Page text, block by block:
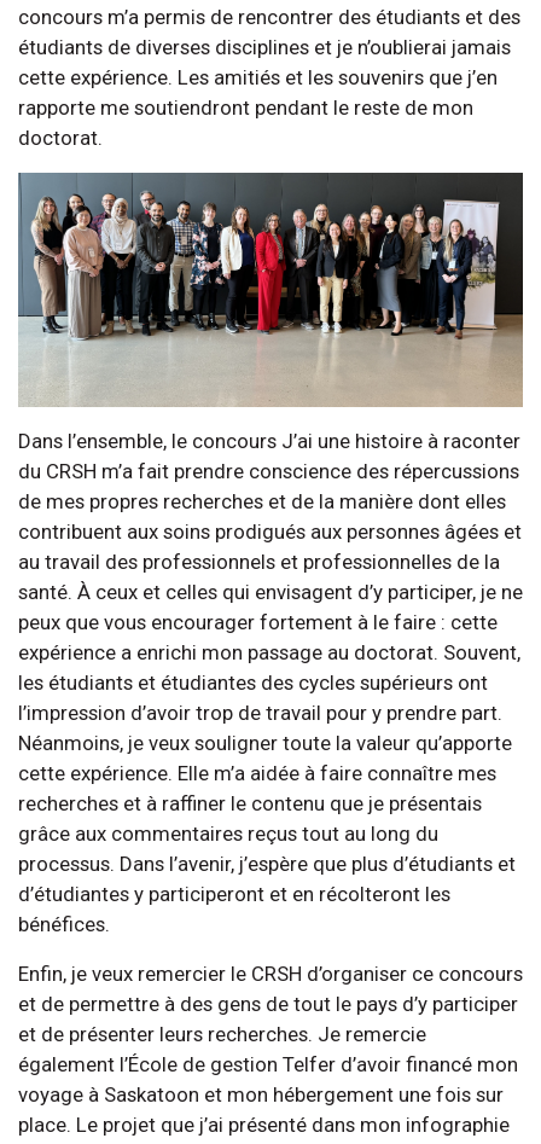
concours m’a permis de rencontrer des étudiants et des
étudiants de diverses disciplines et je n’oublierai jamais
cette expérience. Les amitiés et les souvenirs que j’en
rapporte me soutiendront pendant le reste de mon
doctorat.
Dans l’ensemble, le concours J’ai une histoire à raconter
du CRSH m’a fait prendre conscience des répercussions
de mes propres recherches et de la manière dont elles
contribuent aux soins prodigués aux personnes âgées et
au travail des professionnels et professionnelles de la
santé. À ceux et celles qui envisagent d’y participer, je ne
peux que vous encourager fortement à le faire : cette
expérience a enrichi mon passage au doctorat. Souvent,
les étudiants et étudiantes des cycles supérieurs ont
l’impression d’avoir trop de travail pour y prendre part.
Néanmoins, je veux souligner toute la valeur qu’apporte
cette expérience. Elle m’a aidée à faire connaître mes
recherches et à raffiner le contenu que je présentais
grâce aux commentaires reçus tout au long du
processus. Dans l’avenir, j’espère que plus d’étudiants et
d’étudiantes y participeront et en récolteront les
bénéfices.
Enfin, je veux remercier le CRSH d’organiser ce concours
et de permettre à des gens de tout le pays d’y participer
et de présenter leurs recherches. Je remercie
également l’École de gestion Telfer d’avoir financé mon
voyage à Saskatoon et mon hébergement une fois sur
place. Le projet que j’ai présenté dans mon infographie